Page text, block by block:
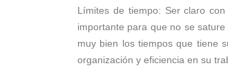
Límites de tiempo: Ser claro
importante para que no se
muy bien los tiempos que tiene
organización y eficiencia en su